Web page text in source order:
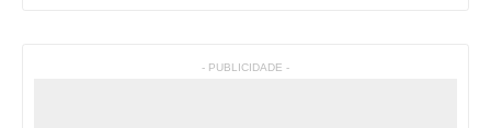
- PUBLICIDADE -